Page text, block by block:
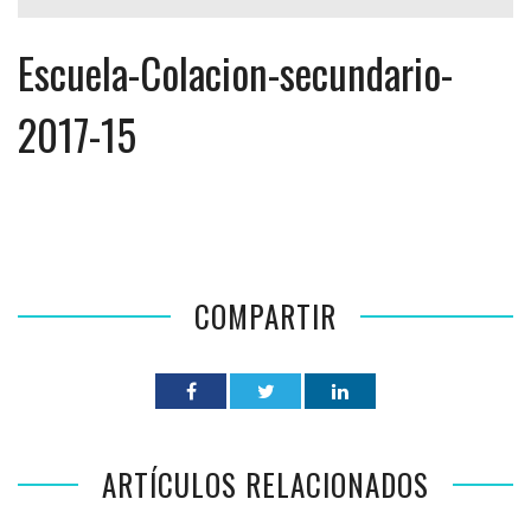
Escuela-Colacion-secundario-
2017-15
COMPARTIR
ARTÍCULOS RELACIONADOS